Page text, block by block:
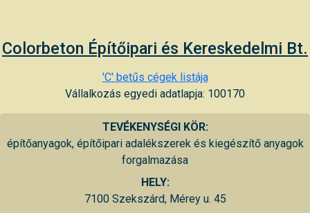
Colorbeton Építőipari és Kereskedelmi Bt.
'C' betűs cégek listája
Vállalkozás egyedi adatlapja: 100170
TEVÉKENYSÉGI KÖR:
építőanyagok, építőipari adalékszerek és kiegészítő anyagok
forgalmazása
HELY:
7100 Szekszárd, Mérey u. 45